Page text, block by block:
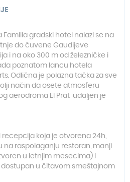
Familia gradski hotel nalazi se na
do čuvene Gaudijeve
i na oko 300 m od železničke i
poznatom lancu hotela
Odlična je polazna tačka za sve
način da osete atmosferu
aerodroma El Prat udaljen je
recepcija koja je otvorena 24h,
na raspolaganju restoran, manji
u letnjim mesecima) i
u čitavom smeštajnom